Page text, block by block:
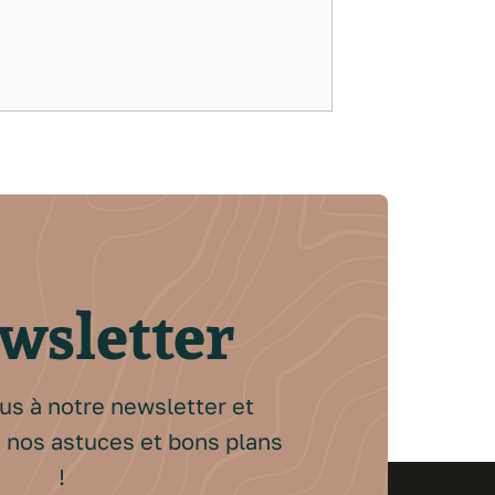
à notre newsletter et
astuces et bons plans
!